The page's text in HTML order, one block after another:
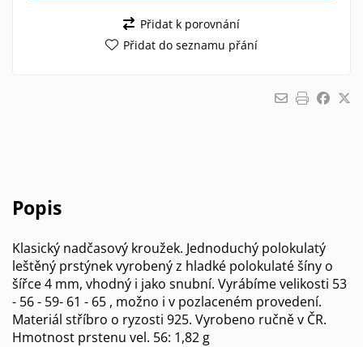
Přidat k porovnání
Přidat do seznamu přání
Popis
Klasický nadčasový kroužek. Jednoduchý polokulatý
leštěný prstýnek vyrobený z hladké polokulaté šíny o
šířce 4 mm, vhodný i jako snubní. Vyrábíme velikosti 53
- 56 - 59- 61 - 65 , možno i v pozlaceném provedení.
Materiál stříbro o ryzosti 925. Vyrobeno ručně v ČR.
Hmotnost prstenu vel. 56: 1,82 g